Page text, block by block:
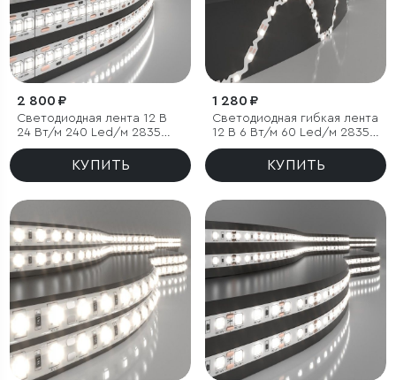
2 800 ₽
Светодиодная лента 12 В
24 Вт/м 240 Led/м 2835
IP20, дневной белый 4200
КУПИТЬ
1 280 ₽
Светодиодная гибкая лента
12 В 6 Вт/м 60 Led/м 2835
IP20, дневной белый 4200K,
КУПИТЬ